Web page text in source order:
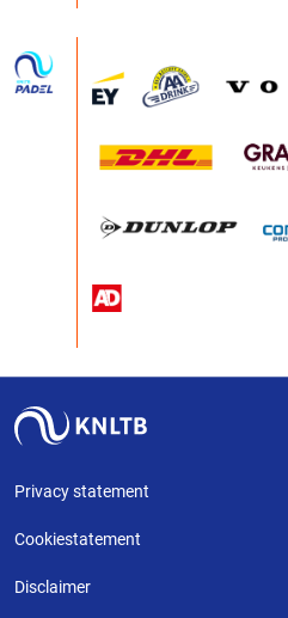
Privacy statement
Cookiestatement
Disclaimer